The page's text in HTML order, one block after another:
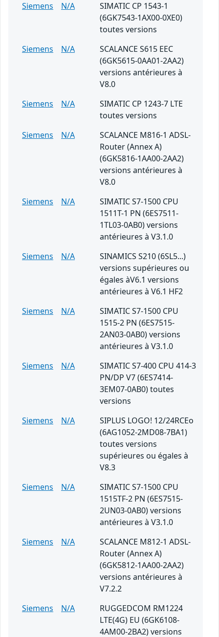
Siemens
N/A
SIMATIC CP 1543-1
(6GK7543-1AX00-0XE0)
toutes versions
Siemens
N/A
SCALANCE S615 EEC
(6GK5615-0AA01-2AA2)
versions antérieures à
V8.0
Siemens
N/A
SIMATIC CP 1243-7 LTE
toutes versions
Siemens
N/A
SCALANCE M816-1 ADSL-
Router (Annex A)
(6GK5816-1AA00-2AA2)
versions antérieures à
V8.0
Siemens
N/A
SIMATIC S7-1500 CPU
1511T-1 PN (6ES7511-
1TL03-0AB0) versions
antérieures à V3.1.0
Siemens
N/A
SINAMICS S210 (6SL5...)
versions supérieures ou
égales àV6.1 versions
antérieures à V6.1 HF2
Siemens
N/A
SIMATIC S7-1500 CPU
1515-2 PN (6ES7515-
2AN03-0AB0) versions
antérieures à V3.1.0
Siemens
N/A
SIMATIC S7-400 CPU 414-3
PN/DP V7 (6ES7414-
3EM07-0AB0) toutes
versions
Siemens
N/A
SIPLUS LOGO! 12/24RCEo
(6AG1052-2MD08-7BA1)
toutes versions
supérieures ou égales à
V8.3
Siemens
N/A
SIMATIC S7-1500 CPU
1515TF-2 PN (6ES7515-
2UN03-0AB0) versions
antérieures à V3.1.0
Siemens
N/A
SCALANCE M812-1 ADSL-
Router (Annex A)
(6GK5812-1AA00-2AA2)
versions antérieures à
V7.2.2
Siemens
N/A
RUGGEDCOM RM1224
LTE(4G) EU (6GK6108-
4AM00-2BA2) versions